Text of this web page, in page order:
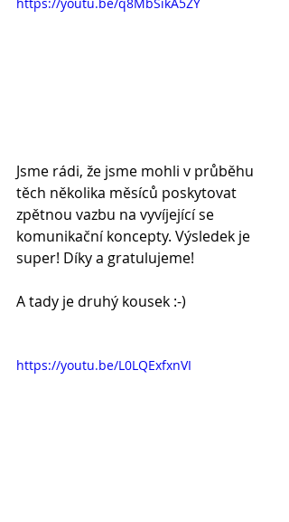
Jsme rádi, že jsme mohli v průběhu
těch několika měsíců poskytovat
zpětnou vazbu na vyvíjející se
komunikační koncepty. Výsledek je
super! Díky a gratulujeme!
A tady je druhý kousek :-)
https://youtu.be/L0LQExfxnVI